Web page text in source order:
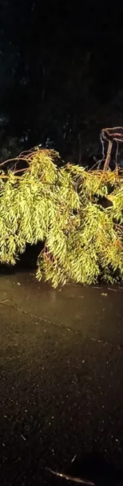
LaSalle
Canoas
na
Canoas
Canoas
CANOAS
DDD
FECOMÉRCIO
SESC
19 municípios
em Canoas